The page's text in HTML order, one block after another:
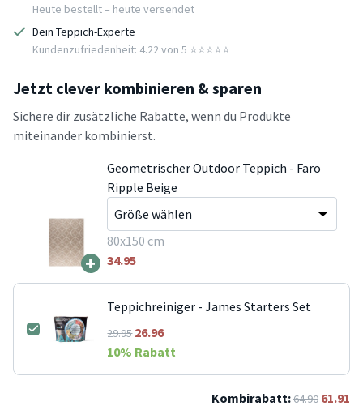
Heute bestellt – heute versendet
Dein Teppich-Experte
Kundenzufriedenheit: 4.22 von 5 ⭐️⭐️⭐️⭐️⭐️
Jetzt clever kombinieren & sparen
Sichere dir zusätzliche Rabatte, wenn du Produkte
miteinander kombinierst.
+
Geometrischer Outdoor Teppich - Faro
Ripple Beige
80x150 cm
34.95
Teppichreiniger - James Starters Set
29.9526.96
10% Rabatt
Kombirabatt:64.90 61.91